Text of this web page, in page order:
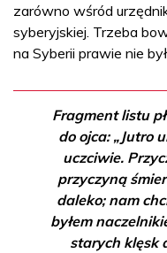
zarówno wśród
syberyjskiej. Trzeba
na Syberii prawie nie
Fragment listu
do ojca: „Jutro
uczciwie.
przyczyną
daleko; nam
byłem
starych klęsk